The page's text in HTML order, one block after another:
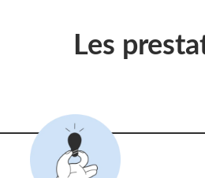
Les